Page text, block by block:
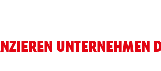
UNTERNEHMEN